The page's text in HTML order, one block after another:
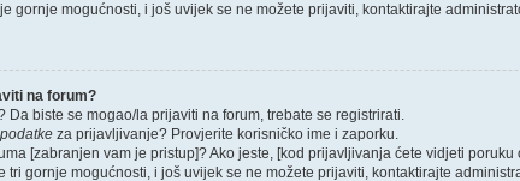
gornje mogućnosti, i još uvijek se ne možete prijaviti, kontaktirajte
na forum?
Da biste se mogao/la prijaviti na forum, trebate se registrirati.
za prijavljivanje? Provjerite korisničko ime i zaporku.
[zabranjen vam je pristup]? Ako jeste, [kod prijavljivanja ćete vidjeti
tri gornje mogućnosti, i još uvijek se ne možete prijaviti, kontaktirajte